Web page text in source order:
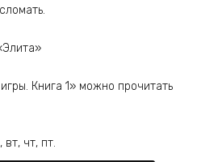
Книга 1» можно прочитать
чт, пт.